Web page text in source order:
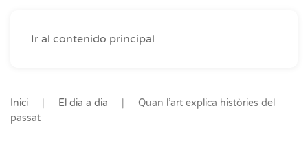
Ir al contenido principal
Inici El dia a dia
Quan l’art explica històries del
passat